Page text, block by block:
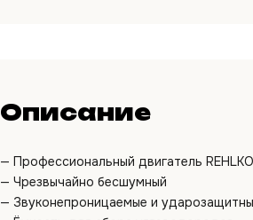
Описание
— Профессиональный двигатель
— Чрезвычайно бесшумный
— Звуконепроницаемые и